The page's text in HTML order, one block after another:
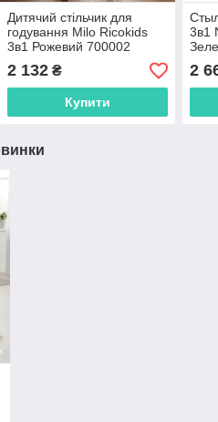
Дитячий стільчик для
годування Milo Ricokids
3в1 Рожевий 700002
2 132₴
Купити
3в1
2